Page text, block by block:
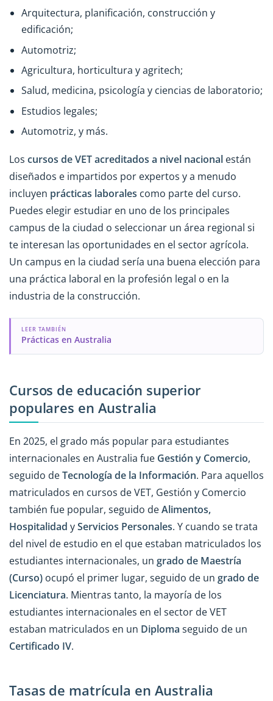
Arquitectura, planificación, construcción y
edificación;
Automotriz;
Agricultura, horticultura y agritech;
Salud, medicina, psicología y ciencias de laboratorio;
Estudios legales;
Automotriz, y más.
Los cursos de VET acreditados a nivel nacional están
diseñados e impartidos por expertos y a menudo
incluyen prácticas laborales como parte del curso.
Puedes elegir estudiar en uno de los principales
campus de la ciudad o seleccionar un área regional si
te interesan las oportunidades en el sector agrícola.
Un campus en la ciudad sería una buena elección para
una práctica laboral en la profesión legal o en la
industria de la construcción.
LEER TAMBIÉN
Prácticas en Australia
Cursos de educación superior
populares en Australia
En 2025, el grado más popular para estudiantes
internacionales en Australia fue Gestión y Comercio,
seguido deTecnología de la Información. Para aquellos
matriculados en cursos de VET, Gestión y Comercio
también fue popular, seguido deAlimentos,
Hospitalidad yServicios Personales. Y cuando se trata
del nivel de estudio en el que estaban matriculados los
estudiantes internacionales, un grado de Maestría
(Curso) ocupó el primer lugar, seguido de un grado de
Licenciatura. Mientras tanto, la mayoría de los
estudiantes internacionales en el sector de VET
estaban matriculados en un Diploma seguido de un
Certificado IV.
Tasas de matrícula en Australia